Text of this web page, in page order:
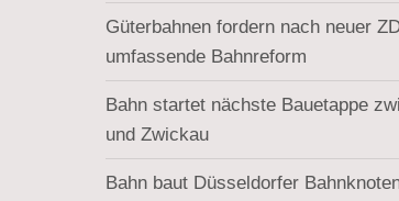
Güterbahnen fordern nach neuer
umfassende Bahnreform
Bahn startet nächste Bauetappe
und Zwickau
Bahn baut Düsseldorfer